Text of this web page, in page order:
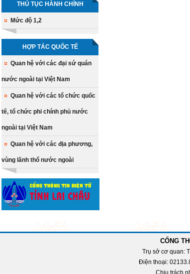
THỦ TỤC HÀNH CHÍNH
Mức độ 1,2
HỢP TÁC QUỐC TẾ
Quan hệ với các đại sứ quán
nước ngoài tại Việt Nam
Quan hệ với các tổ chức quốc
tế, tổ chức phi chính phủ nước
ngoài tại Việt Nam
Quan hệ với các địa phương,
vùng lãnh thổ nước ngoài
CỔNG
Trụ sở cơ quan:
Điện thoại:
Chịu trách